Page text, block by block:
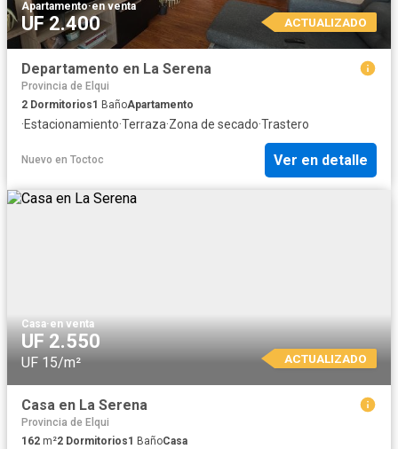
Apartamento·en venta
UF 2.400 ACTUALIZADO
Departamento en La Serena
Provincia de Elqui
2 Dormitorios1 BañoApartamento
·Estacionamiento·Terraza·Zona de secado·Trastero
Nuevo en Toctoc Ver en detalle
Casa·en venta
UF 2.550
UF 15/m² ACTUALIZADO
Casa en La Serena
Provincia de Elqui
162 m²2 Dormitorios1 BañoCasa